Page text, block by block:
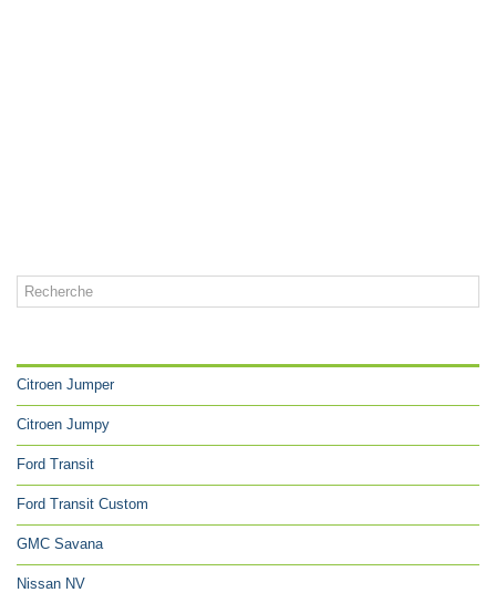
Citroen Jumper
Citroen Jumpy
Ford Transit
Ford Transit Custom
GMC Savana
Nissan NV